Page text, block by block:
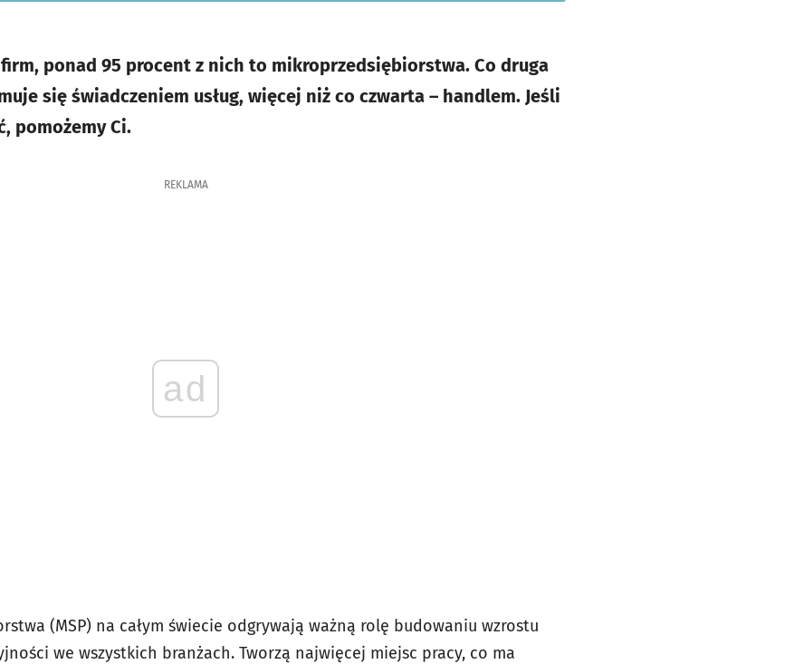
firm, ponad 95 procent z nich to mikroprzedsiębiorstwa. Co druga
się świadczeniem usług, więcej niż co czwarta – handlem. Jeśli
pomożemy Ci.
REKLAMA
ad
(MSP) na całym świecie odgrywają ważną rolę budowaniu wzrostu
we wszystkich branżach. Tworzą najwięcej miejsc pracy, co ma